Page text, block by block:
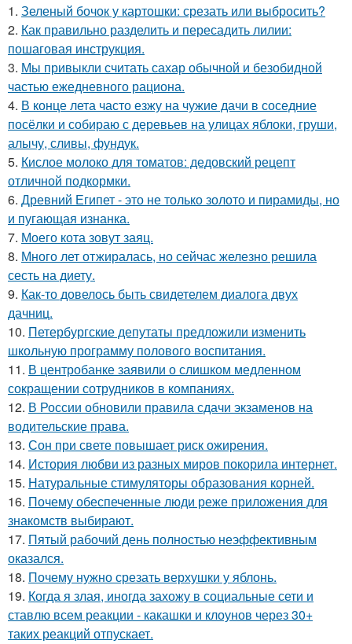
1. Зеленый бочок у картошки: срезать или выбросить?
2. Как правильно разделить и пересадить лилии:
пошаговая инструкция.
3. Мы привыкли считать сахар обычной и безобидной
частью ежедневного рациона.
4. В конце лета часто езжу на чужие дачи в соседние
посёлки и собираю с деревьев на улицах яблоки, груши,
алычу, сливы, фундук.
5. Кислое молоко для томатов: дедовский рецепт
отличной подкормки.
6. Древний Египет - это не только золото и пирамиды, но
и пугающая изнанка.
7. Моего кота зовут заяц.
8. Много лет отжиралась, но сейчас железно решила
сесть на диету.
9. Как-то довелось быть свидетелем диалога двух
дачниц.
10. Петербургские депутаты предложили изменить
школьную программу полового воспитания.
11. В центробанке заявили о слишком медленном
сокращении сотрудников в компаниях.
12. В России обновили правила сдачи экзаменов на
водительские права.
13. Сон при свете повышает риск ожирения.
14. История любви из разных миров покорила интернет.
15. Натуральные стимуляторы образования корней.
16. Почему обеспеченные люди реже приложения для
знакомств выбирают.
17. Пятый рабочий день полностью неэффективным
оказался.
18. Почему нужно срезать верхушки у яблонь.
19. Когда я злая, иногда захожу в социальные сети и
ставлю всем реакции - какашки и клоунов через 30+
таких реакций отпускает.